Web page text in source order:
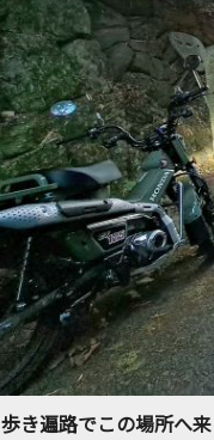
歩き遍路でこの場所へ